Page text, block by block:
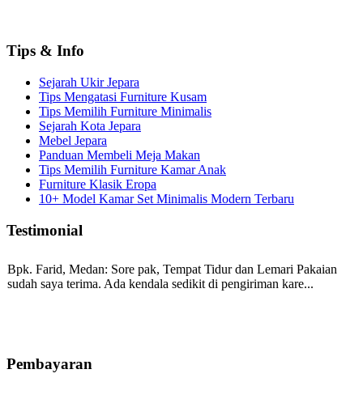
Tips & Info
Sejarah Ukir Jepara
Tips Mengatasi Furniture Kusam
Tips Memilih Furniture Minimalis
Sejarah Kota Jepara
Mebel Jepara
Panduan Membeli Meja Makan
Tips Memilih Furniture Kamar Anak
Furniture Klasik Eropa
10+ Model Kamar Set Minimalis Modern Terbaru
Testimonial
Bpk. Farid, Medan: Sore pak, Tempat Tidur dan Lemari Pakaian
sudah saya terima. Ada kendala sedikit di pengiriman kare...
bale2 dan kursi teras saya sudah saya terima dan p...
Pembayaran